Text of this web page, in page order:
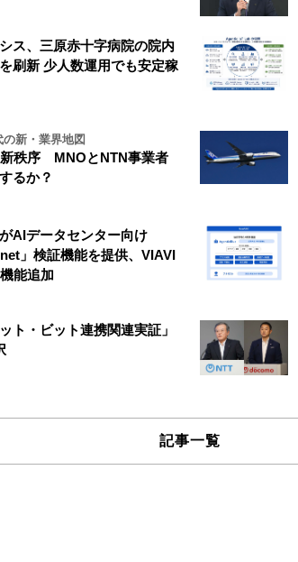
ス、三原赤十字病院の院内
刷新 少人数運用でも安定稼
の新・業界地図
秩序 MNOとNTN事業者
るか？
AIデータセンター向け
」検証機能を提供、VIAVI
能追加
ト・ビット連携関連実証」
記事一覧